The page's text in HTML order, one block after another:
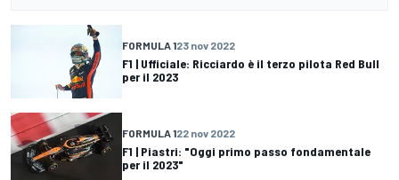
FORMULA 123 nov 2022
F1 | Ufficiale: Ricciardo è il terzo pilota Red Bull
per il 2023
FORMULA 122 nov 2022
F1 | Piastri: "Oggi primo passo fondamentale
per il 2023"